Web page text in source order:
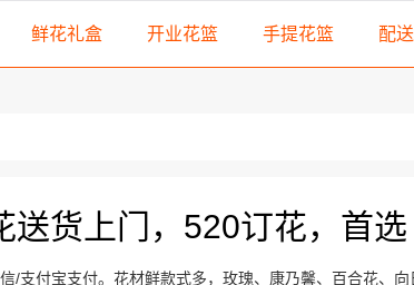
鲜花礼盒 开业花篮 手提花篮 配
送货上门，520订花，首选
/支付宝支付。花材鲜款式多，玫瑰、康乃馨、百合花、向